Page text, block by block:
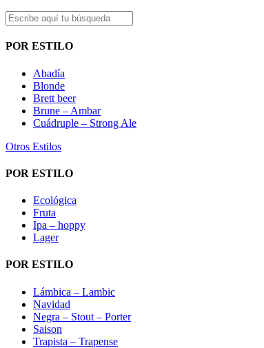
POR ESTILO
Abadía
Blonde
Brett beer
Brune – Ambar
Cuádruple – Strong Ale
Otros Estilos
POR ESTILO
Ecológica
Fruta
Ipa – hoppy
Lager
POR ESTILO
Lámbica – Lambic
Navidad
Negra – Stout – Porter
Saison
Trapista – Trapense